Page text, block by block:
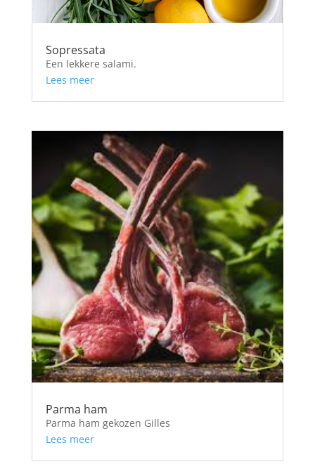
Sopressata
Een lekkere salami.
Lees meer
Parma ham
Parma ham gekozen Gilles
Lees meer